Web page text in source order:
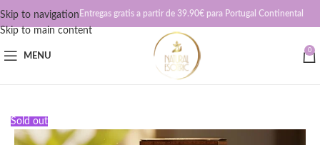
Skip to navigation
Skip to main content
Entregas gratis a partir de 39.90€ para Portugal Continental
MENU
0
Sold out